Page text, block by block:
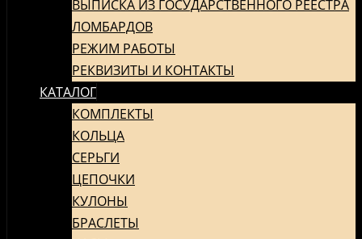
СОДЕРЖИМОМУ
ВЫПИСКА ИЗ ГОСУДАРСТВЕННОГО РЕЕСТРА
ЛОМБАРДОВ
РЕЖИМ РАБОТЫ
РЕКВИЗИТЫ И КОНТАКТЫ
КАТАЛОГ
КОМПЛЕКТЫ
КОЛЬЦА
СЕРЬГИ
ЦЕПОЧКИ
КУЛОНЫ
БРАСЛЕТЫ